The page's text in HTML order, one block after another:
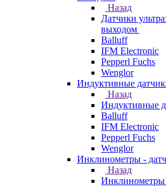
Назад
Датчики
выходом
Balluff
IFM Electronic
Pepperl Fuchs
Wenglor
Индуктивные
Назад
Индуктивные
Balluff
IFM Electronic
Pepperl Fuchs
Wenglor
Инклинометры -
Назад
Инклинометры